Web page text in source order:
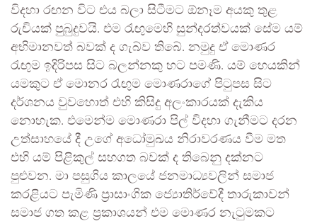
විදහා රඟන විට එය බලා සිටීමට ඕනෑම අයකු තුළ
රුචියක් පුබුදුවයි. එම රැඟුමෙහි සුන්දරත්වයක් සේම යම්
අභිමානවත් බවක් ද ගැබ්ව තිබේ. නමුදු ඒ මොණර
රැඟුම ඉදිරිපස සිට බලන්නකු හට පමණි. යම් හෙයකින්
යමකුට ඒ මොනර රැඟුම මොණරාගේ පිටුපස සිට
දර්ශනය වුවහොත් එහි කිසිදු අලංකාරයක් දැකිය
නොහැක. එමෙන්ම මොණරා පිල් විදහා ගැනීමට දරන
උත්සාහයේ දී උගේ අධෝමුඛය නිරාවරණය වීම මත
එහි යම් පිළිකුල් සහගත බවක් ද තිබෙනු දක්නට
පුළුවන. මා පසුගිය කාලයේ ජනමාධ්‍යවලින් සමාජ
කරළියට පැමිණි ප්‍රාසාංගික ජ්‍යොතිර්වේදී තාරුකාවන්
සමාජ ගත කළ ප්‍රකාශයන් එම මොණර නැටුමකට